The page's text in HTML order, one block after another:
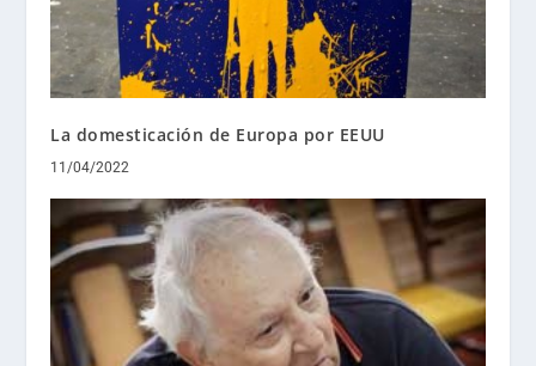
La domesticación de Europa por EEUU
11/04/2022